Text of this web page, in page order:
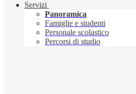
Servizi
Panoramica
Famiglie e studenti
Personale scolastico
Percorsi di studio